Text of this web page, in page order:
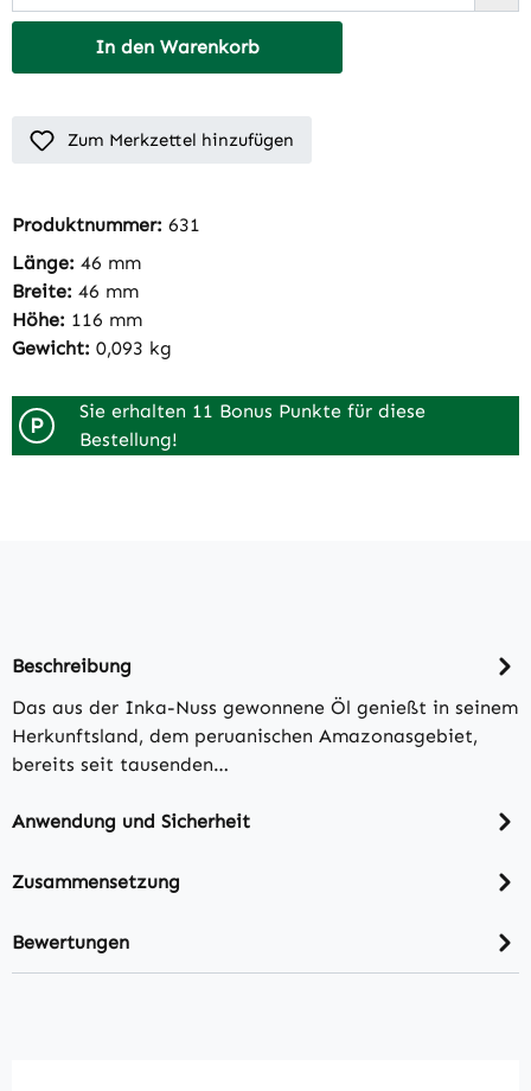
In den Warenkorb
Zum Merkzettel hinzufügen
Produktnummer: 631
Länge: 46 mm
Breite: 46 mm
Höhe: 116 mm
Gewicht: 0,093 kg
P
Sie erhalten 11 Bonus Punkte für diese
Bestellung!
Beschreibung
Das aus der Inka-Nuss gewonnene Öl genießt in seinem
Herkunftsland, dem peruanischen Amazonasgebiet,
bereits seit tausenden…
Anwendung und Sicherheit
Zusammensetzung
Bewertungen